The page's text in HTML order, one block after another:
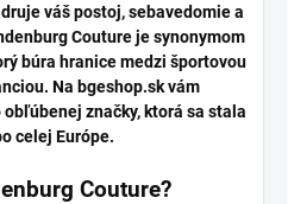
váš postoj, sebavedomie a
Couture je synonymom
búra hranice medzi športovou
Na bgeshop.sk vám
značky, ktorá sa stala
celej Európe.
Couture?